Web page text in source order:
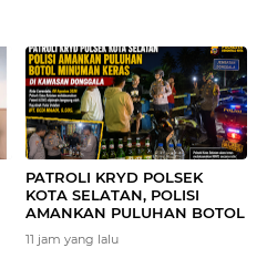
PATROLI KRYD POLSEK
KOTA SELATAN, POLISI
AMANKAN PULUHAN BOTOL
KAWASAN DONGGALA
11 jam yang lalu
More
News